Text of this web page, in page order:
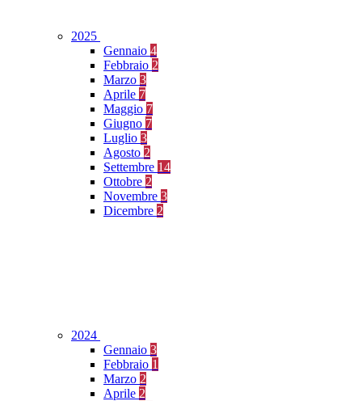
2025
Gennaio 4
Febbraio 2
Marzo 3
Aprile 7
Maggio 7
Giugno 7
Luglio 3
Agosto 2
Settembre 14
Ottobre 2
Novembre 3
Dicembre 2
2024
Gennaio 3
Febbraio 1
Marzo 2
Aprile 2